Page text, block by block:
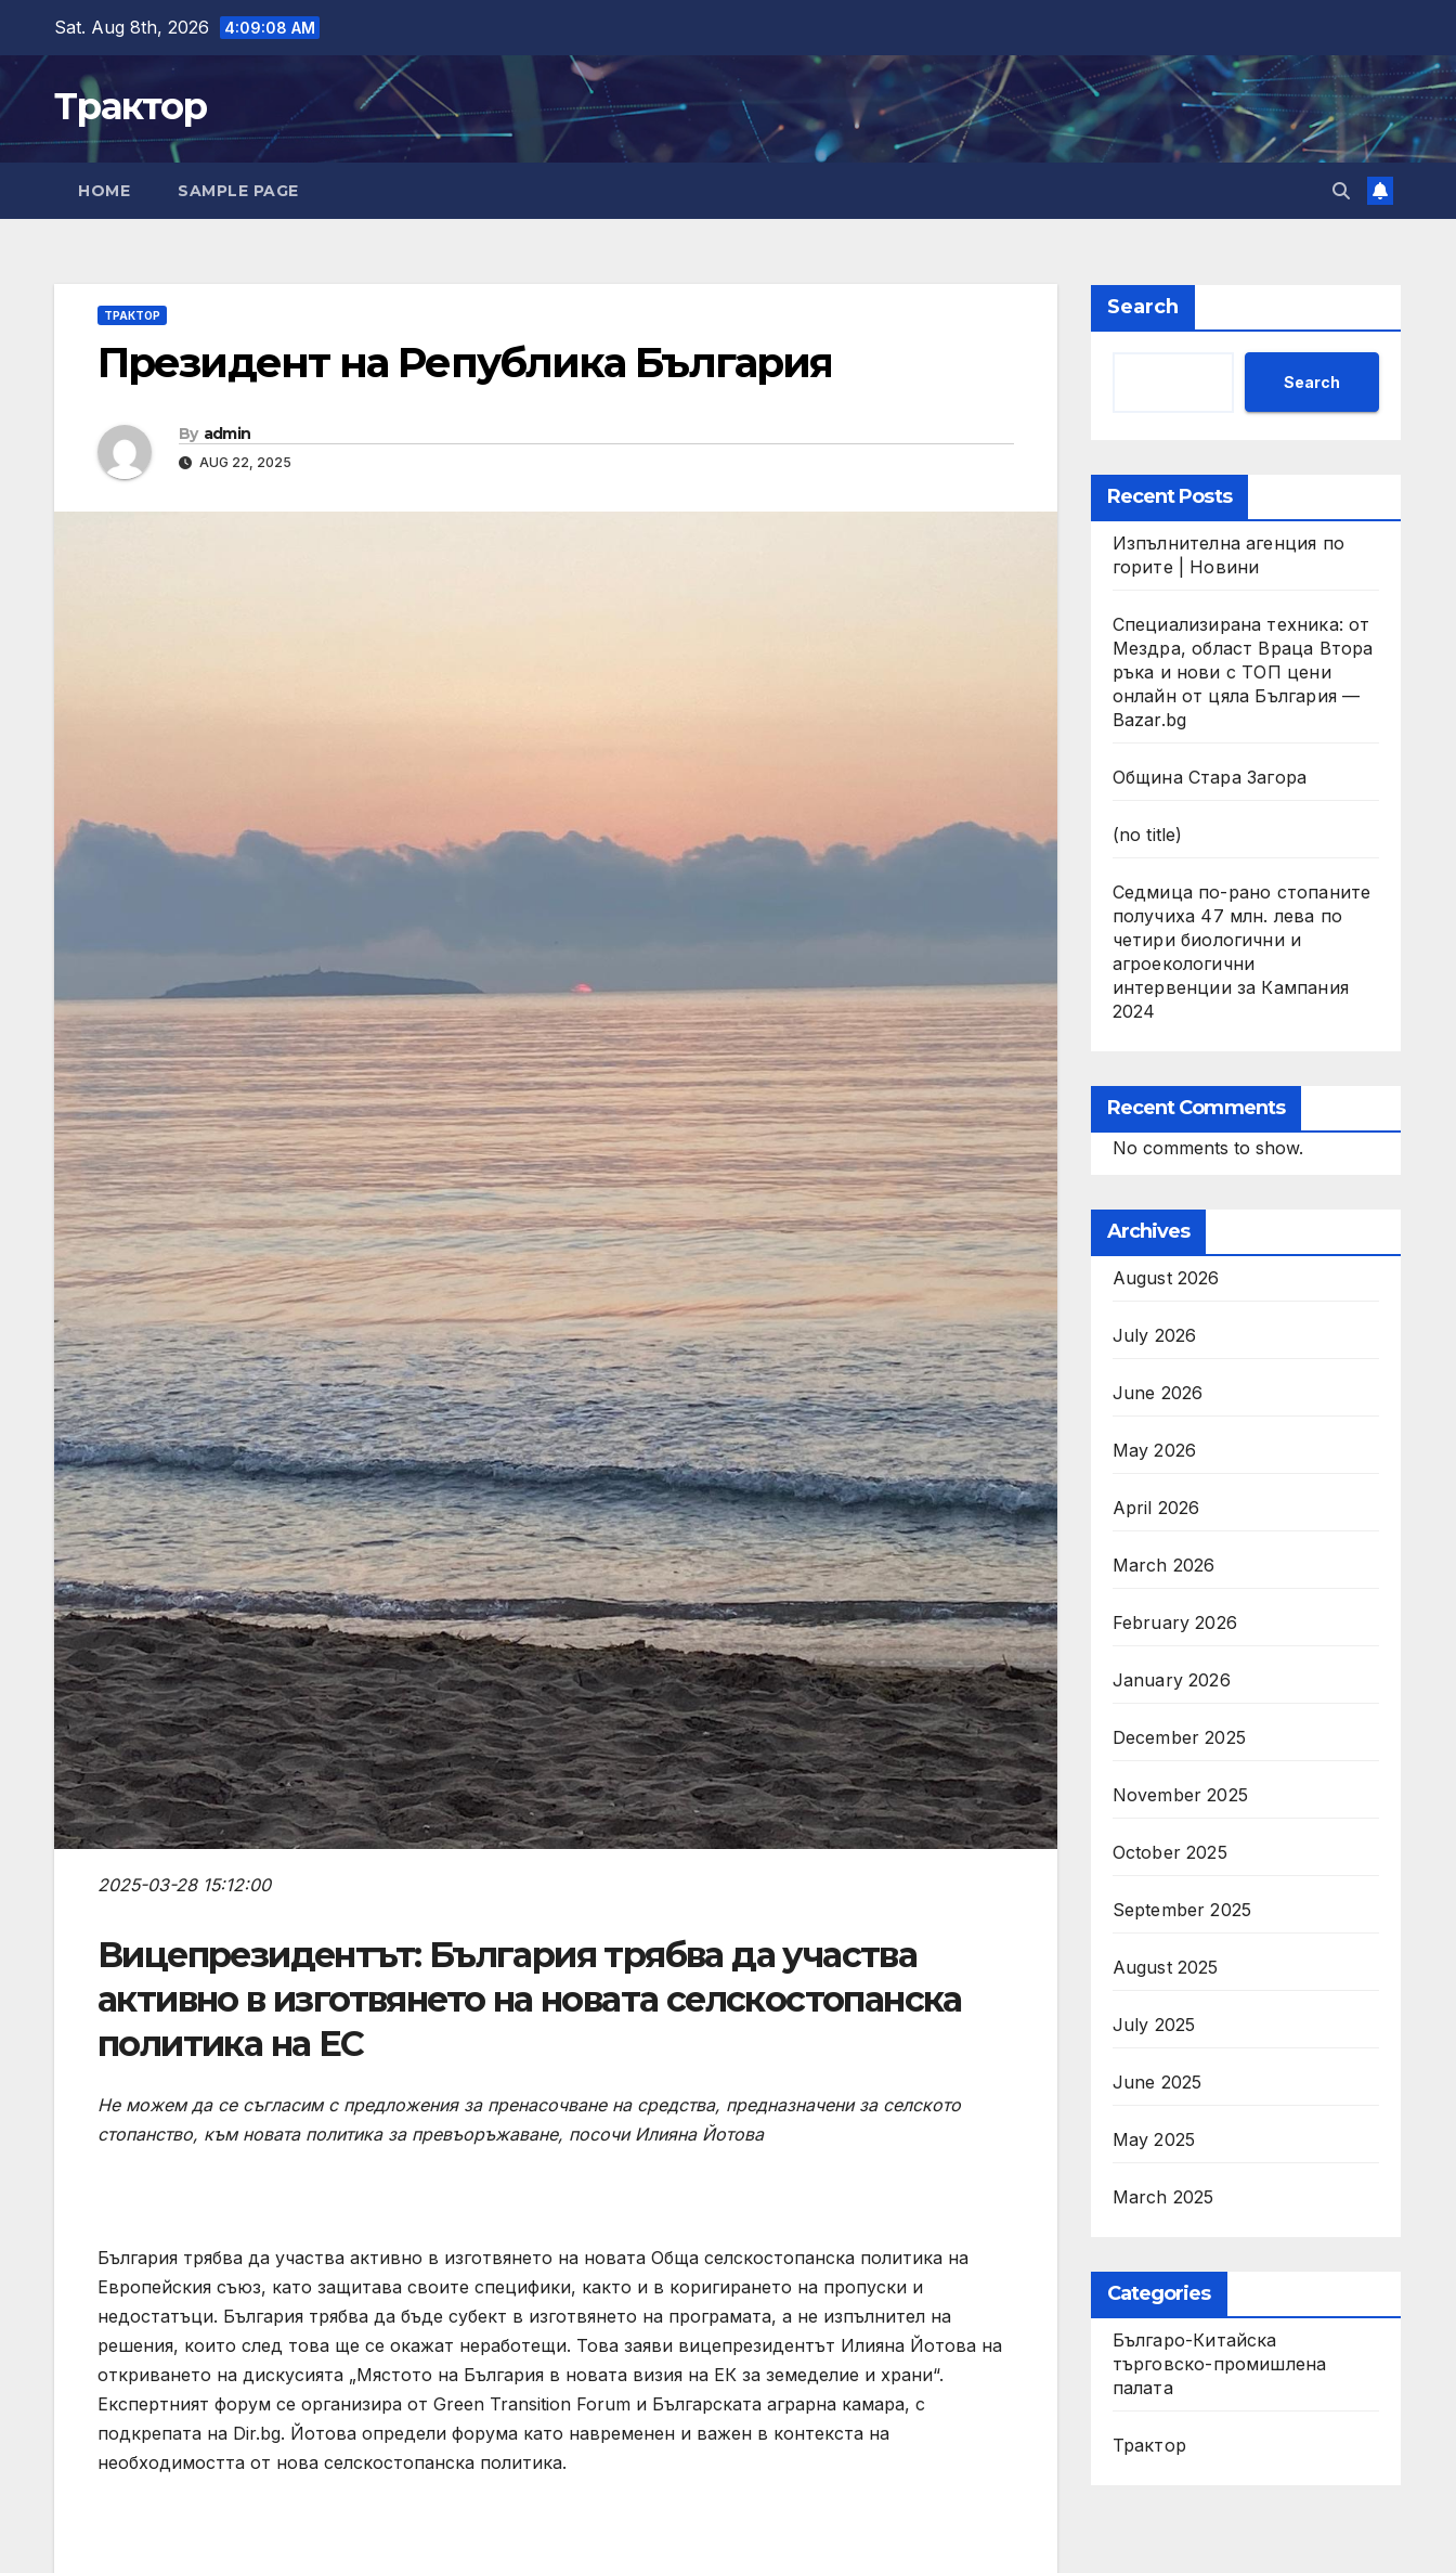
content
Sat. Aug 8th, 2026 4:09:09 AM
Трактор
HOME SAMPLE PAGE
ТРАКТОР
Президент на Република България
By admin
AUG 22, 2025
2025-03-28 15:12:00
Вицепрезидентът: България трябва да участва
активно в изготвянето на новата селскостопанска
политика на ЕС
Не можем да се съгласим с предложения за пренасочване на средства, предназначени за селското
стопанство, към новата политика за превъоръжаване, посочи Илияна Йотова
България трябва да участва активно в изготвянето на новата Обща селскостопанска политика на
Европейския съюз, като защитава своите специфики, както и в коригирането на пропуски и
недостатъци. България трябва да бъде субект в изготвянето на програмата, а не изпълнител на
решения, които след това ще се окажат неработещи. Това заяви вицепрезидентът Илияна Йотова на
откриването на дискусията „Мястото на България в новата визия на ЕК за земеделие и храни“.
Експертният форум се организира от Green Transition Forum и Българската аграрна камара, с
подкрепата на Dir.bg. Йотова определи форума като навременен и важен в контекста на
необходимостта от нова селскостопанска политика.
Search
Search
Recent Posts
Изпълнителна агенция по
горите | Новини
Специализирана техника: от
Мездра, област Враца Втора
ръка и нови с ТОП цени
онлайн от цяла България —
Bazar.bg
Община Стара Загора
(no title)
Седмица по-рано стопаните
получиха 47 млн. лева по
четири биологични и
агроекологични
интервенции за Кампания
2024
Recent Comments
No comments to show.
Archives
August 2026
July 2026
June 2026
May 2026
April 2026
March 2026
February 2026
January 2026
December 2025
November 2025
October 2025
September 2025
August 2025
July 2025
June 2025
May 2025
March 2025
Categories
Българо-Китайска
търговско-промишлена
палата
Трактор